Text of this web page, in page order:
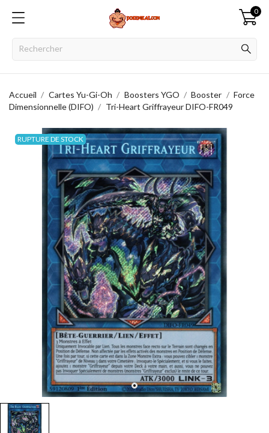
0
Accueil Cartes Yu-Gi-Oh Boosters YGO Booster
Force
Dimensionnelle (DIFO)
Tri-Heart Griffrayeur DIFO-FR049
RUPTURE DE STOCK